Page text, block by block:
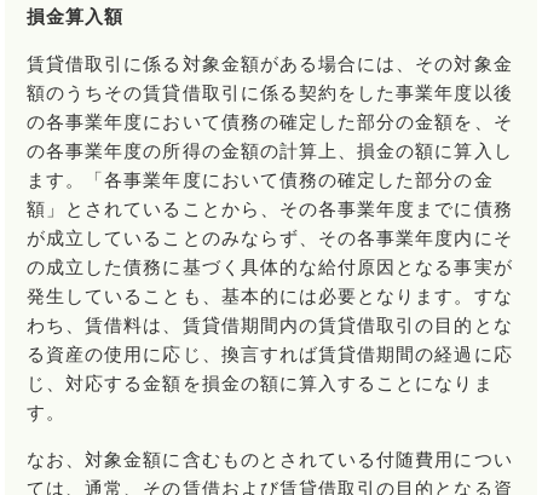
損金算入額
賃貸借取引に係る対象金額がある場合には、その対象金
額のうちその賃貸借取引に係る契約をした事業年度以後
の各事業年度において債務の確定した部分の金額を、そ
の各事業年度の所得の金額の計算上、損金の額に算入し
ます。「各事業年度において債務の確定した部分の金
額」とされていることから、その各事業年度までに債務
が成立していることのみならず、その各事業年度内にそ
の成立した債務に基づく具体的な給付原因となる事実が
発生していることも、基本的には必要となります。すな
わち、賃借料は、賃貸借期間内の賃貸借取引の目的とな
る資産の使用に応じ、換言すれば賃貸借期間の経過に応
じ、対応する金額を損金の額に算入することになりま
す。
なお、対象金額に含むものとされている付随費用につい
ては、通常、その賃借および賃貸借取引の目的となる資